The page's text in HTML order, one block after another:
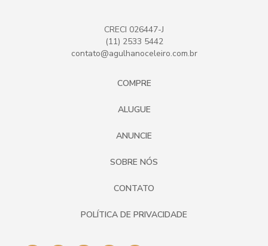
CRECI 026447-J
(11) 2533 5442
contato@agulhanoceleiro.com.br
COMPRE
ALUGUE
ANUNCIE
SOBRE NÓS
CONTATO
POLÍTICA DE PRIVACIDADE